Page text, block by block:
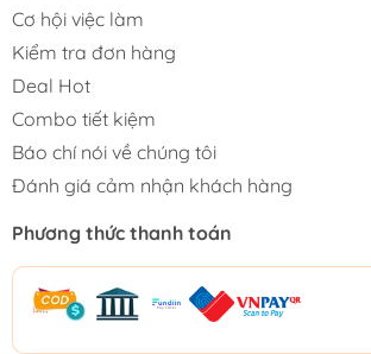
Cơ hội việc làm
Kiểm tra đơn hàng
Deal Hot
Combo tiết kiệm
Báo chí nói về chúng tôi
Đánh giá cảm nhận khách hàng
Phương thức thanh toán